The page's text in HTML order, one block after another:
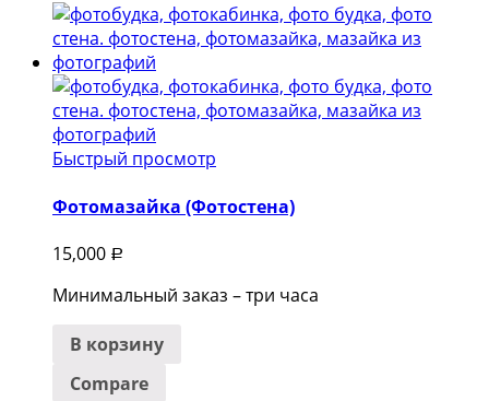
Быстрый просмотр
Фотомазайка (Фотостена)
15,000 Р
Минимальный заказ – три часа
В корзину
Compare